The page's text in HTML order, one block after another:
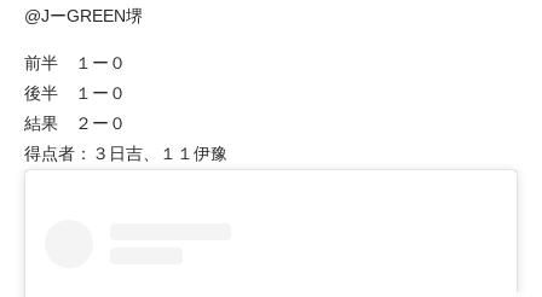
@JーGREEN堺
前半 １ー０
後半 １ー０
結果 ２ー０
得点者：３日吉、１１伊豫